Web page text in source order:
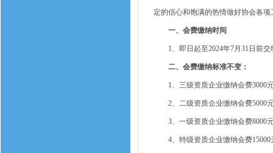
定的信心和饱满的热情做好协会各
一、会费缴纳时间
1、即日起至2024年7月31日前交
二、会费缴纳标准不变：
1、三级资质企业缴纳会费3000
2、二级资质企业缴纳会费5000
3、一级资质企业缴纳会费8000
4、特级资质企业缴纳会费15000